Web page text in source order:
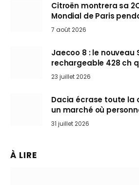
Citroën montrera sa
Mondial de Paris
Mini désertent le salon
7 août 2026
Jaecoo 8 : le nouveau
rechargeable 428 ch
arrive en Europe cet
23 juillet 2026
Dacia écrase toute la
un marché où
31 juillet 2026
À LIRE